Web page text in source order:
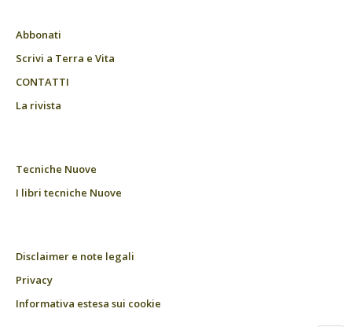
Abbonati
Scrivi a Terra e Vita
CONTATTI
La rivista
Tecniche Nuove
I libri tecniche Nuove
Disclaimer e note legali
Privacy
Informativa estesa sui cookie